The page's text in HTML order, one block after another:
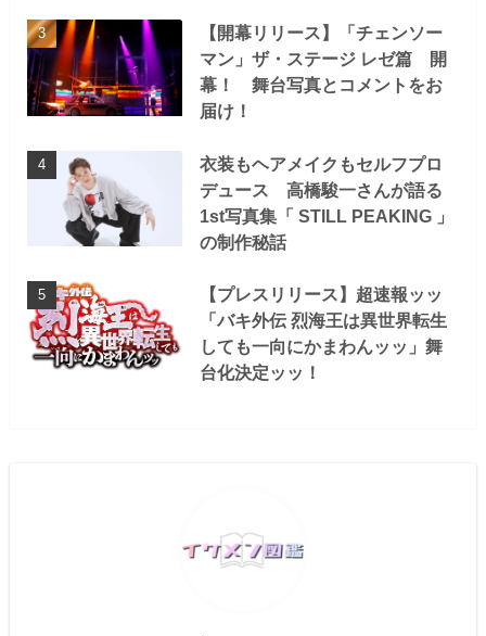
【開幕リリース】「チェンソー
マン」ザ・ステージ レゼ篇 開
幕！ 舞台写真とコメントをお
届け！
衣装もヘアメイクもセルフプロ
デュース 高橋駿一さんが語る
1st写真集「 STILL PEAKING 」
の制作秘話
【プレスリリース】超速報ッッ
「バキ外伝 烈海王は異世界転生
しても一向にかまわんッッ」舞
台化決定ッッ！